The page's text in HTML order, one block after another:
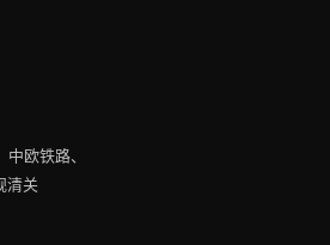
欧铁路、
清关